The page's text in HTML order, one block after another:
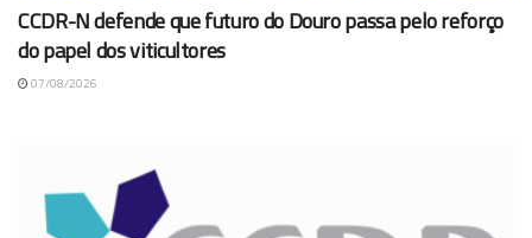
CCDR-N defende que futuro do Douro passa pelo reforço
do papel dos viticultores
07/08/2026